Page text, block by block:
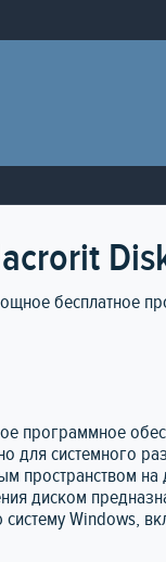
бесплатное
программное
для системного
пространством на
диском
Windows,